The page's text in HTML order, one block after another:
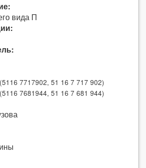
вида П
(5116 7717902, 51 16 7 717 902)
(5116 7681944, 51 16 7 681 944)